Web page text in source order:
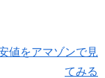
値をアマゾンで見
てみる